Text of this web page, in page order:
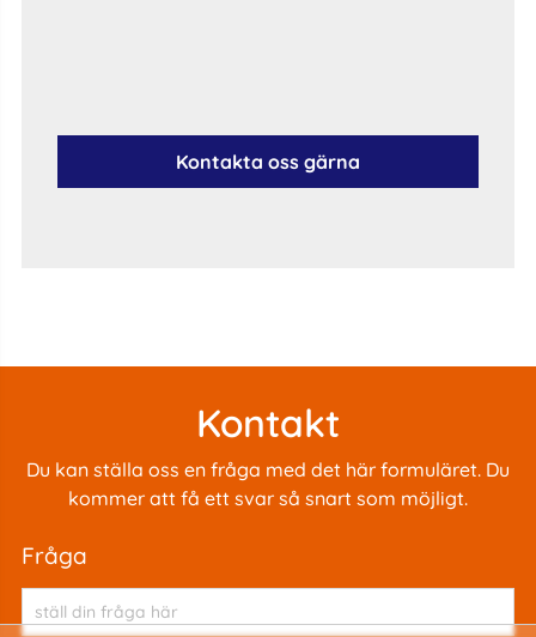
Kontakta oss gärna
Kontakt
Du kan ställa oss en fråga med det här formuläret. Du
kommer att få ett svar så snart som möjligt.
fråga